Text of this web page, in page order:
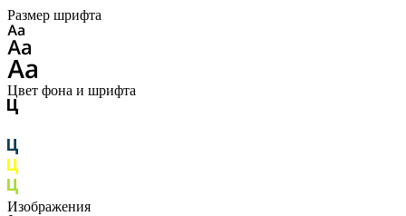
Размер шрифта
Цвет фона и шрифта
Изображения